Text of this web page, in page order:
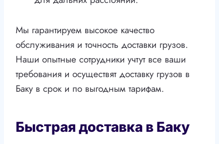
Мы гарантируем высокое качество
обслуживания и точность доставки грузов.
Наши опытные сотрудники учтут все ваши
требования и осуществят доставку грузов в
Баку в срок и по выгодным тарифам.
Быстрая доставка в Баку